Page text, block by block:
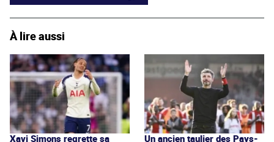
À lire aussi
Xavi Simons regrette sa Un ancien taulier des Pays-